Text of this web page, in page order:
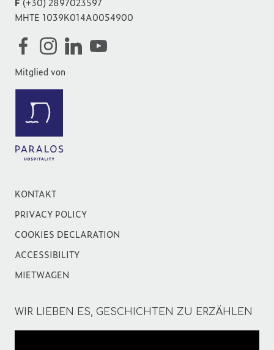
MHTE 1039K014A0054900
Mitglied von
KONTAKT
PRIVACY POLICY
COOKIES DECLARATION
ACCESSIBILITY
MIETWAGEN
WIR LIEBEN ES, GESCHICHTEN ZU ERZÄHLEN